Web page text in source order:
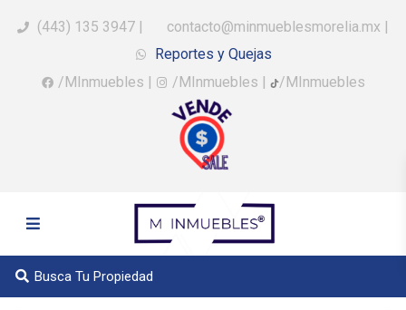
(443) 135 3947 | contacto@minmueblesmorelia.mx |
Reportes y Quejas
/MInmuebles | /MInmuebles | /MInmuebles
Busca Tu Propiedad